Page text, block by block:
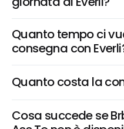
Quanto tempo ci
consegna con
Quanto costa la
Cosa succede se